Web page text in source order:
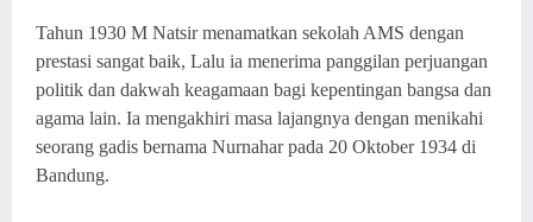
Tahun 1930 M Natsir menamatkan sekolah AMS dengan
prestasi sangat baik, Lalu ia menerima panggilan perjuangan
politik dan dakwah keagamaan bagi kepentingan bangsa dan
agama lain. Ia mengakhiri masa lajangnya dengan menikahi
seorang gadis bernama Nurnahar pada 20 Oktober 1934 di
Bandung.